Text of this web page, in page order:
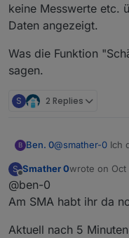
keine Messwerte etc.
Daten angezeigt.
Was die Funktion
sagen.
S 2 Replies
B Ben. 0@smather-0 Ich
zumindest
Daten angezeigt.
Was die
S
Offline
Smather 0wrote on Oct
last edited by
@ben-0
Am SMA habt ihr da
Aktuell nach 5